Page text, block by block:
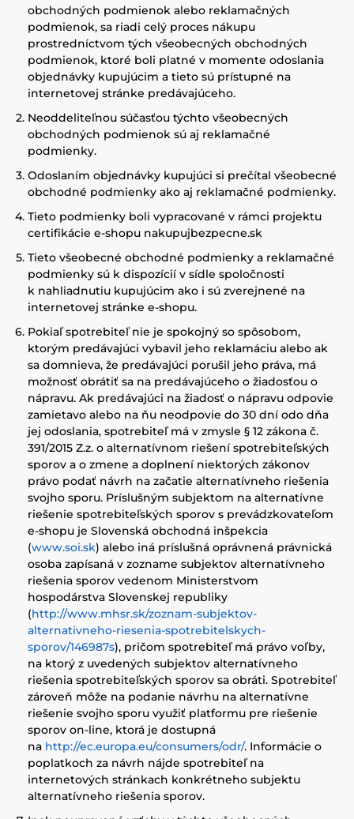
obchodných podmienok alebo reklamačných
podmienok, sa riadi celý proces nákupu
prostredníctvom tých všeobecných obchodných
podmienok, ktoré boli platné v momente odoslania
objednávky kupujúcim a tieto sú prístupné na
internetovej stránke predávajúceho.
Neoddeliteľnou súčasťou týchto všeobecných
obchodných podmienok sú aj reklamačné
podmienky.
Odoslaním objednávky kupujúci si prečítal všeobecné
obchodné podmienky ako aj reklamačné podmienky.
Tieto podmienky boli vypracované v rámci projektu
certifikácie e-shopu nakupujbezpecne.sk
Tieto všeobecné obchodné podmienky a reklamačné
podmienky sú k dispozícií v sídle spoločnosti
k nahliadnutiu kupujúcim ako i sú zverejnené na
internetovej stránke e-shopu.
Pokiaľ spotrebiteľ nie je spokojný so spôsobom,
ktorým predávajúci vybavil jeho reklamáciu alebo ak
sa domnieva, že predávajúci porušil jeho práva, má
možnosť obrátiť sa na predávajúceho o žiadosťou o
nápravu. Ak predávajúci na žiadosť o nápravu odpovie
zamietavo alebo na ňu neodpovie do 30 dní odo dňa
jej odoslania, spotrebiteľ má v zmysle § 12 zákona č.
391/2015 Z.z. o alternatívnom riešení spotrebiteľských
sporov a o zmene a doplnení niektorých zákonov
právo podať návrh na začatie alternatívneho riešenia
svojho sporu. Príslušným subjektom na alternatívne
riešenie spotrebiteľských sporov s prevádzkovateľom
e-shopu je Slovenská obchodná inšpekcia
(www.soi.sk) alebo iná príslušná oprávnená právnická
osoba zapísaná v zozname subjektov alternatívneho
riešenia sporov vedenom Ministerstvom
hospodárstva Slovenskej republiky
(http://www.mhsr.sk/zoznam-subjektov-
alternativneho-riesenia-spotrebitelskych-
sporov/146987s), pričom spotrebiteľ má právo voľby,
na ktorý z uvedených subjektov alternatívneho
riešenia spotrebiteľských sporov sa obráti. Spotrebiteľ
zároveň môže na podanie návrhu na alternatívne
riešenie svojho sporu využiť platformu pre riešenie
sporov on-line, ktorá je dostupná
na http://ec.europa.eu/consumers/odr/. Informácie o
poplatkoch za návrh nájde spotrebiteľ na
internetových stránkach konkrétneho subjektu
alternatívneho riešenia sporov.